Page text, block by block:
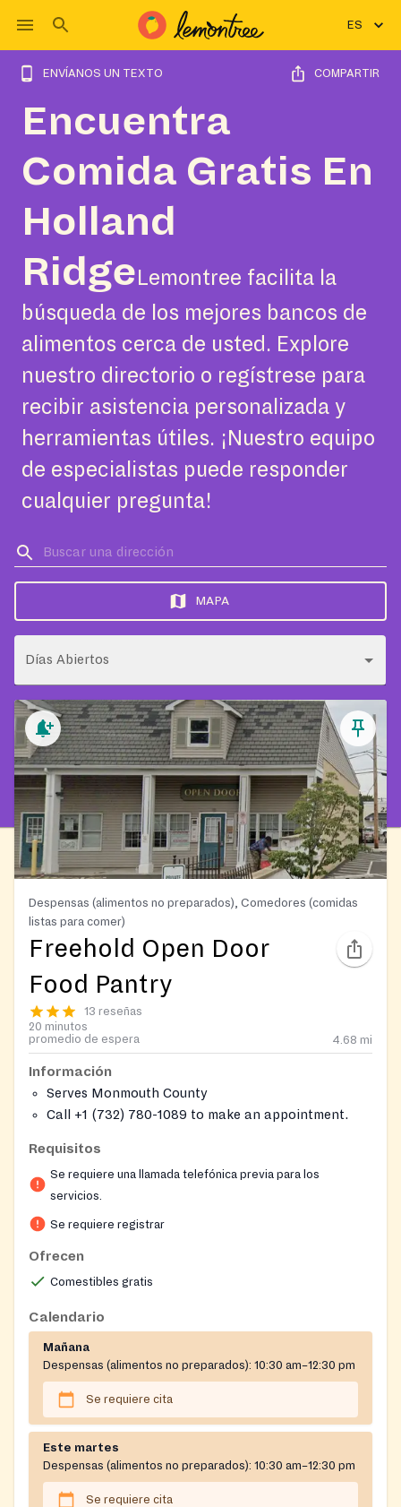
ES
ENVÍANOS UN TEXTO COMPARTIR
Encuentra
Comida Gratis En
Holland
Ridge Lemontree facilita la
búsqueda de los mejores bancos de
alimentos cerca de usted. Explore
nuestro directorio o regístrese para
recibir asistencia personalizada y
herramientas útiles. ¡Nuestro equipo
de especialistas puede responder
cualquier pregunta!
MAPA
Días Abiertos
Despensas (alimentos no preparados), Comedores (comidas
listas para comer)
Freehold Open Door
Food Pantry
13 reseñas
20 minutos
promedio de espera
4.68 mi
Información
Serves Monmouth County
Call +1 (732) 780-1089 to make an appointment.
Requisitos
Se requiere una llamada telefónica previa para los
servicios.
Se requiere registrar
Ofrecen
Comestibles gratis
Calendario
Mañana
Despensas (alimentos no preparados): 10:30 am–12:30 pm
Se requiere cita
Este martes
Despensas (alimentos no preparados): 10:30 am–12:30 pm
Se requiere cita